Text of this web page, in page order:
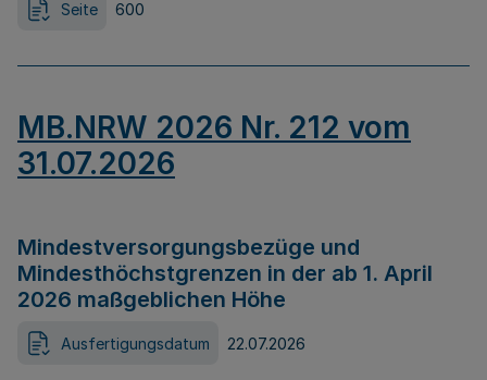
Seite 600
MB.NRW 2026 Nr. 212 vom
31.07.2026
Mindestversorgungsbezüge und
Mindesthöchstgrenzen in der ab 1. April
2026 maßgeblichen Höhe
Ausfertigungsdatum 22.07.2026